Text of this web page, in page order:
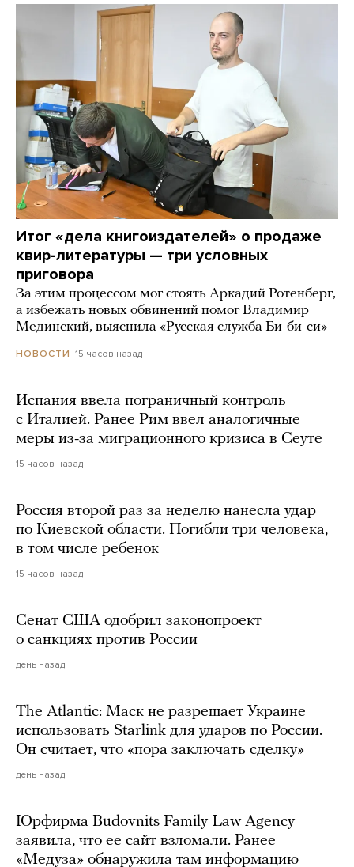
Итог «дела книгоиздателей» о продаже
квир-литературы — три условных
приговора
За этим процессом мог стоять Аркадий Ротенберг,
а избежать новых обвинений помог Владимир
Мединский, выяснила «Русская служба Би-би-си»
НОВОСТИ 15 часов назад
Испания ввела пограничный контроль
с Италией. Ранее Рим ввел аналогичные
меры из-за миграционного кризиса в Сеуте
15 часов назад
Россия второй раз за неделю нанесла удар
по Киевской области. Погибли три человека,
в том числе ребенок
15 часов назад
Сенат США одобрил законопроект
о санкциях против России
день назад
The Atlantic: Маск не разрешает Украине
использовать Starlink для ударов по России.
Он считает, что «пора заключать сделку»
день назад
Юрфирма Budovnits Family Law Agency
заявила, что ее сайт взломали. Ранее
«Медуза» обнаружила там информацию